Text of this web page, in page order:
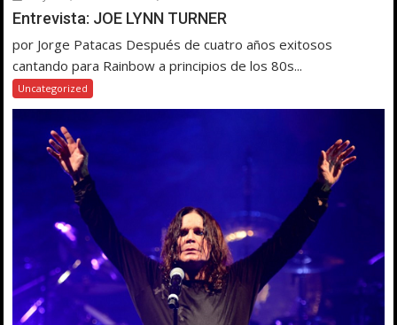
Entrevista: JOE LYNN TURNER
por Jorge Patacas Después de cuatro años exitosos
cantando para Rainbow a principios de los 80s...
Uncategorized